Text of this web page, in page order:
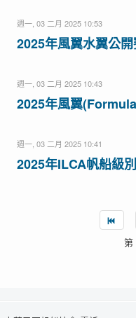
週一, 03 二月 2025 10:53
2025年風翼水翼公
週一, 03 二月 2025 10:43
2025年風翼
週一, 03 二月 2025 10:41
2025年ILCA帆船級
第